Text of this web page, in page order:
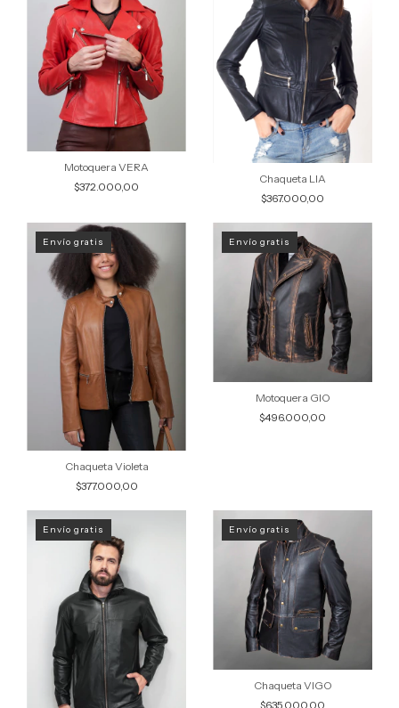
Motoquera VERA
$372.000,00
Chaqueta LIA
$367.000,00
Envío gratis
Chaqueta Violeta
$377.000,00
Envío gratis
Motoquera GIO
$496.000,00
Envío gratis Envío gratis
Chaqueta VIGO
$635.000,00